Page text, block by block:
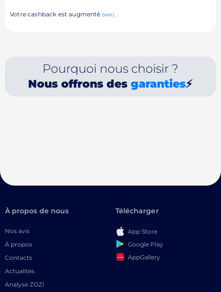
Votre cashback est augmenté (voir)
Pourquoi nous choisir ?
Nous offrons desgaranties⚡
À propos de nous
Nos avis
À propos
Contacts
Actualités
Analyse ZOZI
Télécharger
App Store
Google Play
AppGallery